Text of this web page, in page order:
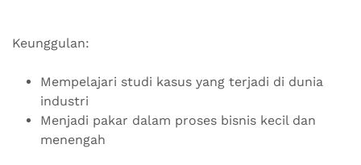
Keunggulan:
Mempelajari studi kasus yang terjadi di dunia
industri
Menjadi pakar dalam proses bisnis kecil dan
menengah